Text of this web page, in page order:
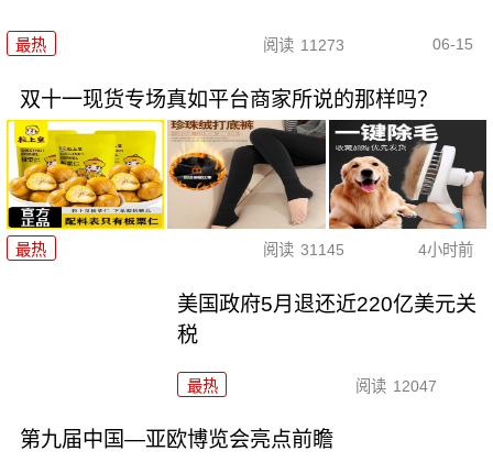
最热 阅读 11273 06-15
双十一现货专场真如平台商家所说的那样吗？
最热 阅读 31145 4小时前
美国政府5月退还近220亿美元关
税
最热 阅读 12047
第九届中国—亚欧博览会亮点前瞻